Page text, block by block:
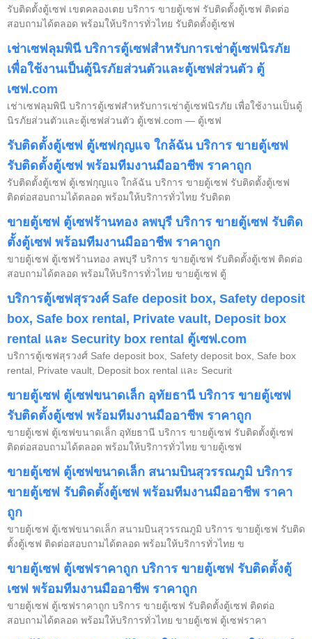
รับติดตั้งตู้เซฟ เขตคลองเตย บริการ ขายตู้เซฟ รับติดตั้งตู้เซฟ ติดต่อ
สอบถามได้ตลอด พร้อมให้บริการทั่วไทย รับติดตั้งตู้เซฟ
เช่าเซฟลุมพินี บริการตู้เซฟสำหรับการเช่าตู้เซฟนิรภัย
เพื่อใช้งานเป็นตู้นิรภัยส่วนตัวและตู้เซฟส่วนตัว ตู้
เซฟ.com
เช่าเซฟลุมพินี บริการตู้เซฟสำหรับการเช่าตู้เซฟนิรภัย เพื่อใช้งานเป็นตู้
นิรภัยส่วนตัวและตู้เซฟส่วนตัว ตู้เซฟ.com — ตู้เซฟ
รับติดตั้งตู้เซฟ ตู้เซฟกุญแจ ใกล้ฉัน บริการ ขายตู้เซฟ
รับติดตั้งตู้เซฟ พร้อมทีมงานมืออาชีพ ราคาถูก
รับติดตั้งตู้เซฟ ตู้เซฟกุญแจ ใกล้ฉัน บริการ ขายตู้เซฟ รับติดตั้งตู้เซฟ
ติดต่อสอบถามได้ตลอด พร้อมให้บริการทั่วไทย รับติดต
ขายตู้เซฟ ตู้เซฟร้านทอง ลพบุรี บริการ ขายตู้เซฟ รับติด
ตั้งตู้เซฟ พร้อมทีมงานมืออาชีพ ราคาถูก
ขายตู้เซฟ ตู้เซฟร้านทอง ลพบุรี บริการ ขายตู้เซฟ รับติดตั้งตู้เซฟ ติดต่อ
สอบถามได้ตลอด พร้อมให้บริการทั่วไทย ขายตู้เซฟ ตู้
บริการตู้เซฟสุรวงศ์ Safe deposit box, Safety deposit
box, Safe box rental, Private vault, Deposit box
rental และ Security box rental ตู้เซฟ.com
บริการตู้เซฟสุรวงศ์ Safe deposit box, Safety deposit box, Safe box
rental, Private vault, Deposit box rental และ Securit
ขายตู้เซฟ ตู้เซฟขนาดเล็ก อุทัยธานี บริการ ขายตู้เซฟ
รับติดตั้งตู้เซฟ พร้อมทีมงานมืออาชีพ ราคาถูก
ขายตู้เซฟ ตู้เซฟขนาดเล็ก อุทัยธานี บริการ ขายตู้เซฟ รับติดตั้งตู้เซฟ
ติดต่อสอบถามได้ตลอด พร้อมให้บริการทั่วไทย ขายตู้เซฟ
ขายตู้เซฟ ตู้เซฟขนาดเล็ก สนามบินสุวรรณภูมิ บริการ
ขายตู้เซฟ รับติดตั้งตู้เซฟ พร้อมทีมงานมืออาชีพ ราคา
ถูก
ขายตู้เซฟ ตู้เซฟขนาดเล็ก สนามบินสุวรรณภูมิ บริการ ขายตู้เซฟ รับติด
ตั้งตู้เซฟ ติดต่อสอบถามได้ตลอด พร้อมให้บริการทั่วไทย ข
ขายตู้เซฟ ตู้เซฟราคาถูก บริการ ขายตู้เซฟ รับติดตั้งตู้
เซฟ พร้อมทีมงานมืออาชีพ ราคาถูก
ขายตู้เซฟ ตู้เซฟราคาถูก บริการ ขายตู้เซฟ รับติดตั้งตู้เซฟ ติดต่อ
สอบถามได้ตลอด พร้อมให้บริการทั่วไทย ขายตู้เซฟ ตู้เซฟราคา